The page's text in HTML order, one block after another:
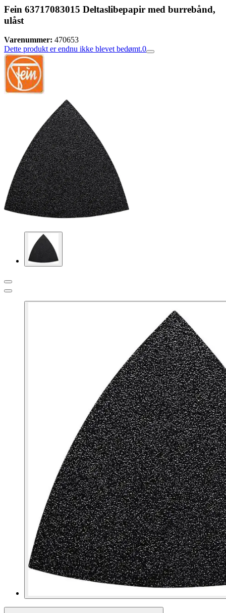
Fein 63717083015 Deltaslibepapir med burrebånd,
ulåst
Varenummer: 470653
Dette produkt er endnu ikke blevet bedømt.0